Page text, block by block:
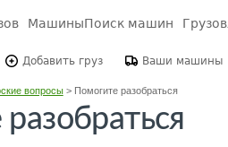
МашиныПоиск машин
Добавить груз Ваши машины
вопросы> Помогите разобраться